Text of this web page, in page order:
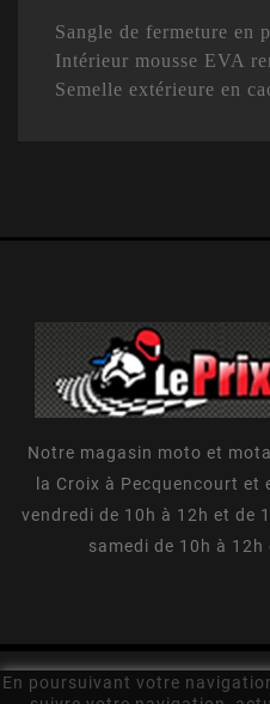
En poursuivant votre
Sangle de fermeture en
Intérieur mousse EVA
Semelle extérieure en
Notre magasin moto et
la Croix à Pecquencourt
vendredi de 10h à 12h et de
samedi de 10h à 12h